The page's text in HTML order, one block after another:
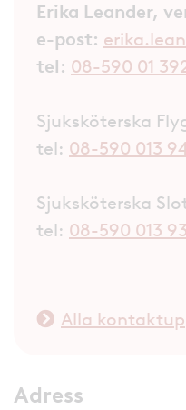
Erika Leander,
e-post:
tel: 08-590 01
Sjuksköterska
tel: 08-590 013
Sjuksköterska
tel: 08-590 013 93
Alla
Adress